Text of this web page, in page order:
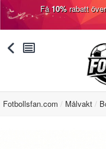
Få10%rabatt
󰅯 󰂩
Fotbollsfan.com Målvakt